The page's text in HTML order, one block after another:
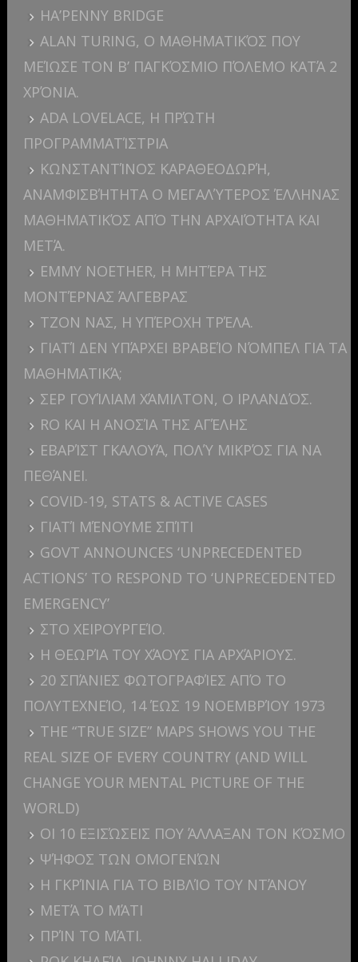
HA’PENNY BRIDGE
ALAN TURING, Ο ΜΑΘΗΜΑΤΙΚΌΣ ΠΟΥ
ΜΕΊΩΣΕ ΤΟΝ Β’ ΠΑΓΚΌΣΜΙΟ ΠΌΛΕΜΟ ΚΑΤΆ 2
ΧΡΌΝΙΑ.
ADA LOVELACE, Η ΠΡΏΤΗ
ΠΡΟΓΡΑΜΜΑΤΊΣΤΡΙΑ
ΚΩΝΣΤΑΝΤΊΝΟΣ ΚΑΡΑΘΕΟΔΩΡΉ,
ΑΝΑΜΦΙΣΒΉΤΗΤΑ Ο ΜΕΓΑΛΎΤΕΡΟΣ ΈΛΛΗΝΑΣ
ΜΑΘΗΜΑΤΙΚΌΣ ΑΠΌ ΤΗΝ ΑΡΧΑΙΌΤΗΤΑ ΚΑΙ
ΜΕΤΆ.
EMMY NOETHER, Η ΜΗΤΈΡΑ ΤΗΣ
ΜΟΝΤΈΡΝΑΣ ΆΛΓΕΒΡΑΣ
ΤΖΟΝ ΝΑΣ, Η ΥΠΈΡΟΧΗ ΤΡΈΛΑ.
ΓΙΑΤΊ ΔΕΝ ΥΠΆΡΧΕΙ ΒΡΑΒΕΊΟ ΝΌΜΠΕΛ ΓΙΑ ΤΑ
ΜΑΘΗΜΑΤΙΚΆ;
ΣΕΡ ΓΟΥΊΛΙΑΜ ΧΆΜΙΛΤΟΝ, Ο ΙΡΛΑΝΔΌΣ.
RO ΚΑΙ Η ΑΝΟΣΊΑ ΤΗΣ ΑΓΈΛΗΣ
ΕΒΑΡΊΣΤ ΓΚΑΛΟΥΆ, ΠΟΛΎ ΜΙΚΡΌΣ ΓΙΑ ΝΑ
ΠΕΘΆΝΕΙ.
COVID-19, STATS & ACTIVE CASES
ΓΙΑΤΊ ΜΈΝΟΥΜΕ ΣΠΊΤΙ
GOVT ANNOUNCES ‘UNPRECEDENTED
ACTIONS’ TO RESPOND TO ‘UNPRECEDENTED
EMERGENCY’
ΣΤΟ ΧΕΙΡΟΥΡΓΕΊΟ.
Η ΘΕΩΡΊΑ ΤΟΥ ΧΆΟΥΣ ΓΙΑ ΑΡΧΆΡΙΟΥΣ.
20 ΣΠΆΝΙΕΣ ΦΩΤΟΓΡΑΦΊΕΣ ΑΠΌ ΤΟ
ΠΟΛΥΤΕΧΝΕΊΟ, 14 ΈΩΣ 19 ΝΟΕΜΒΡΊΟΥ 1973
THE “TRUE SIZE” MAPS SHOWS YOU THE
REAL SIZE OF EVERY COUNTRY (AND WILL
CHANGE YOUR MENTAL PICTURE OF THE
WORLD)
ΟΙ 10 ΕΞΙΣΏΣΕΙΣ ΠΟΥ ΆΛΛΑΞΑΝ ΤΟΝ ΚΌΣΜΟ
ΨΉΦΟΣ ΤΩΝ ΟΜΟΓΕΝΏΝ
Η ΓΚΡΊΝΙΑ ΓΙΑ ΤΟ ΒΙΒΛΊΟ ΤΟΥ ΝΤΆΝΟΥ
ΜΕΤΆ ΤΟ ΜΆΤΙ
ΠΡΊΝ ΤΟ ΜΆΤΙ.